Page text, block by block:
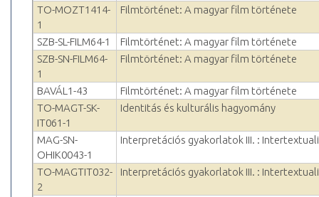
TO-MOZT1414-
1
Filmtörténet: A magyar film története
SZB-SL-FILM64-1
Filmtörténet: A magyar film története
SZB-SN-FILM64-
1
Filmtörténet: A magyar film története
BAVÁL1-43
Filmtörténet: A magyar film története
TO-MAGT-SK-
IT061-1
Identitás és kulturális hagyomány
MAG-SN-
OHIK0043-1
Interpretációs gyakorlatok III. :
TO-MAGTIT032-
2
Interpretációs gyakorlatok III. :